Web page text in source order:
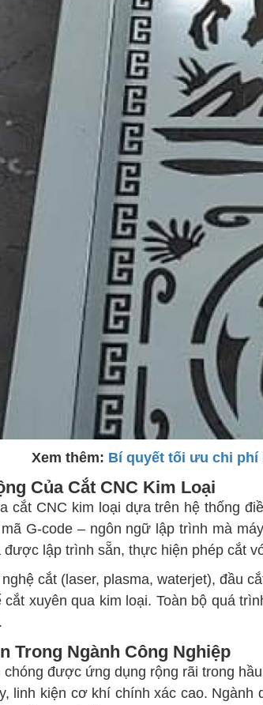
Xem thêm: Bí quyết tối ưu chi
Của Cắt CNC Kim Loại
cắt CNC kim loại dựa trên hệ thống
G-code – ngôn ngữ lập trình mà
được lập trình sẵn, thực hiện phép cắt
cắt (laser, plasma, waterjet), đầu
xuyên qua kim loại. Toàn bộ quá
Trong Ngành Công Nghiệp
chóng được ứng dụng rộng rãi trong
linh kiện cơ khí chính xác cao.